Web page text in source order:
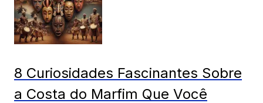
8 Curiosidades Fascinantes Sobre
a Costa do Marfim Que Você